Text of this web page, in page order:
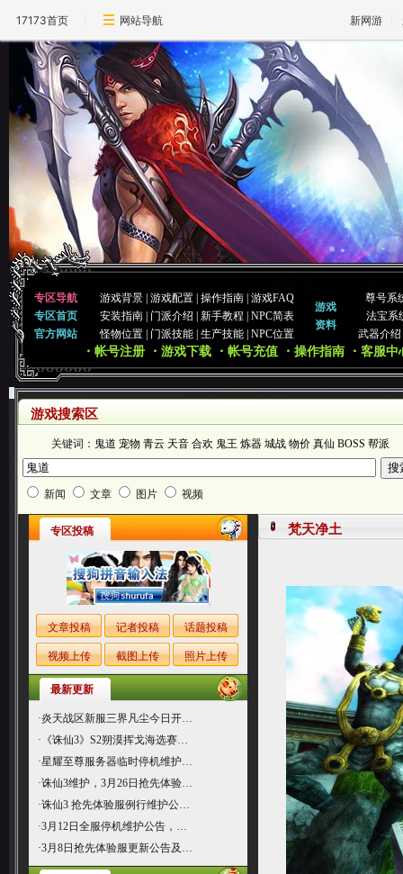
17173首页 网站导航 新网游
专区导航
专区首页
官方网站
游戏背景 |游戏配置 |操作指南 |游戏FAQ
安装指南
门派介绍 |新手教程 |NPC简表
怪物位置
门派技能 |生产技能 |NPC位置
游戏
资料
尊号系
法宝系
武器介绍
・帐号注册 ・游戏下载 ・帐号充值 ・操作指南 ・客服中
游戏搜索区
关键词： 鬼道 宠物 青云 天音 合欢 鬼王 炼器 城战 物价 真仙 BOSS 帮派
新闻 文章 图片 视频
专区投稿
文章投稿 记者投稿 话题投稿
视频上传 截图上传 照片上传
最新更新
·炎天战区新服三界凡尘今日开…
· 《诛仙3》S2朔漠挥戈海选赛…
·星耀至尊服务器临时停机维护…
·诛仙3维护，3月26日抢先体验…
·诛仙3 抢先体验服例行维护公…
·3月12日全服停机维护公告，…
·3月8日抢先体验服更新公告及…
梵天净土